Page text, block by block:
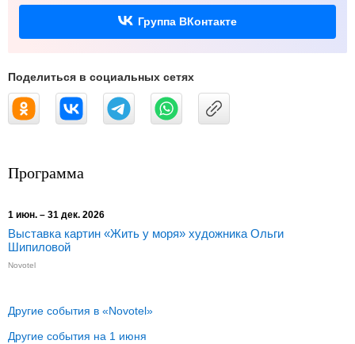
Группа ВКонтакте
Поделиться в социальных сетях
Программа
1 июн. – 31 дек. 2026
Выставка картин «Жить у моря» художника Ольги
Шипиловой
Novotel
Другие события в «Novotel»
Другие события на 1 июня